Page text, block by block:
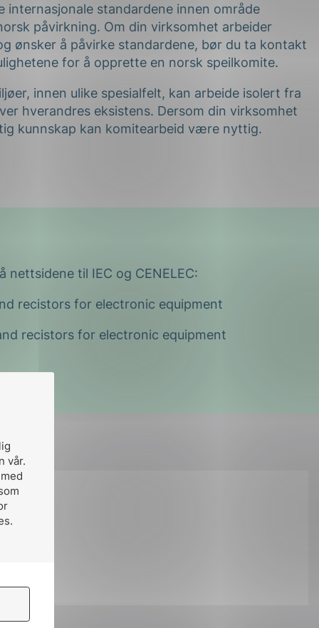
vår.
internasjonale standardene innen område
påvirkning. Om din virksomhet arbeider
ønsker å påvirke standardene, bør du ta kontakt
for å opprette en norsk speilkomite.
innen ulike spesialfelt, kan arbeide isolert fra
hverandres eksistens. Dersom din virksomhet
kunnskap kan komitearbeid være nyttig.
nettsidene til IEC og CENELEC:
recistors for electronic equipment
recistors for electronic equipment